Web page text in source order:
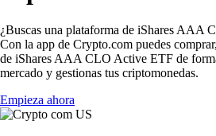
¿Buscas una plataforma de iShares AAA
Con la app de Crypto.com puedes
de iShares AAA CLO Active ETF de
mercado y gestionas tus criptomonedas.
Empieza ahora